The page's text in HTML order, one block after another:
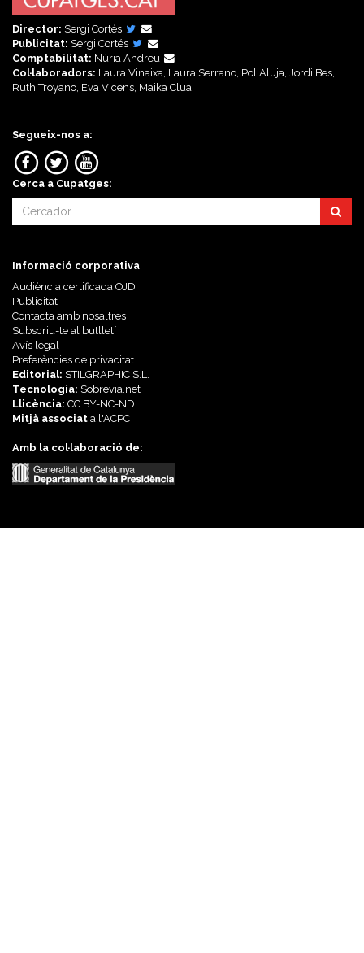
Director: Sergi Cortés
Publicitat: Sergi Cortés
Comptabilitat: Núria Andreu
Col·laboradors: Laura Vinaixa, Laura Serrano, Pol Aluja, Jordi Bes,
Ruth Troyano, Eva Vicens, Maika Clua.
Segueix-nos a:
Cerca a Cupatges:
Informació corporativa
Audiència certificada OJD
Publicitat
Contacta amb nosaltres
Subscriu-te al butlletí
Avís legal
Preferències de privacitat
Editorial: STILGRAPHIC S.L.
Tecnologia: Sobrevia.net
Llicència: CC BY-NC-ND
Mitjà associat a l'ACPC
Amb la col·laboració de: